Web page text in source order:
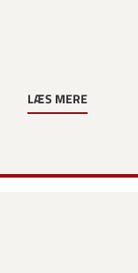
LÆS MERE